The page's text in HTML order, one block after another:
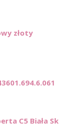
złoty
C5 Biała Sk